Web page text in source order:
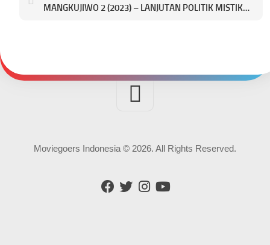
MANGKUJIWO 2 (2023) – LANJUTAN POLITIK MISTIK BROTOSENO
Moviegoers Indonesia © 2026. All Rights Reserved.